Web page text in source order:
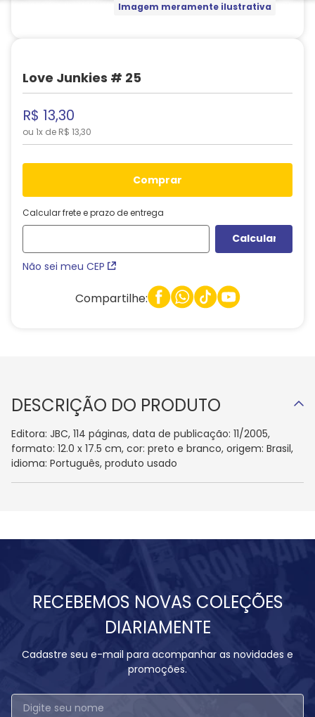
Imagem meramente ilustrativa
Love Junkies # 25
R$ 13,30
ou 1x de R$ 13,30
comprar
Calcular frete e prazo de entrega
Não sei meu CEP
Compartilhe:
DESCRIÇÃO DO PRODUTO
Editora: JBC, 114 páginas, data de publicação: 11/2005,
formato: 12.0 x 17.5 cm, cor: preto e branco, origem: Brasil,
idioma: Português, produto usado
RECEBEMOS NOVAS COLEÇÕES
DIARIAMENTE
Cadastre seu e-mail para acompanhar as novidades e
promoções.